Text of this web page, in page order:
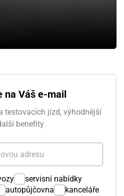
na Váš e-mail
testovacích jízd, výhodnější
benefity
servisní nabídky
autopůjčovna
kanceláře